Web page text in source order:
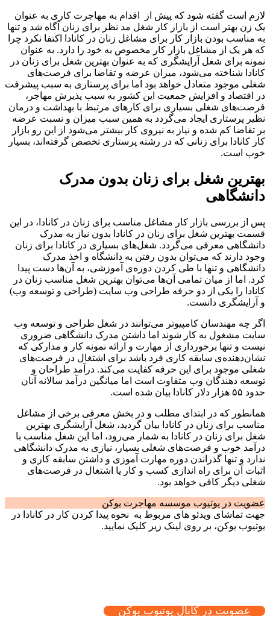
لازم است گفته شود که پیش از اقدام به مهاجرت کاری به عنوان
یک زن بهتر است از بازار کار شغل مد نظر برای زنان آگاه شد و تنها
به مناسب بودن بازار کار برای مشاغل زنان در کانادا اکتفا نکرد چرا
که هر یک از مشاغل بازار کار مخصوص به خود را دارد. به عنوان
نمونه برای شغل آرایشگری که به عنوان بهترین شغل برای زنان در
کانادا شناخته می‌شود، میزان عرضه و تقاضا برای فرصت‌های
شغلی موجود متعادل خواهد بود اما برای پرستاری به سبب پیشرفت‌
در اقتصاد و افزایش جمعیت این کشور به سبب پذیرش مهاجر،
فرصت‌های شغلی بسیاری برای کارهای مرتبط با بهداشت و درمان
نظیر پرستاری ایجاد می‌گردد به همین سبب میزان و نسبت عرضه
بر تقاضا کم شده و نیاز به نیروی کار بیشتر می‌شود از این رو بازار
کار کانادا برای زنانی که در رشته پرستاری تخصص گرفته‌ا‌ند، بسیار
خوب است.
بهترین شغل برای زنان بدون مدرک
دانشگاهی
پس از بررسی بازار کار مشاغل مناسب برای زنان در کانادا، در این
قسمت بهترین شغل برای زنان در کانادا بدون نیاز به مدرک
دانشگاهی معرفی می‌گردد. شغل‌های بسیاری در کانادا برای زنان
وجود دارند که می‌توان بدون رفتن به دانشگاه و اخذ مدرک
دانشگاهی و تنها با طی کردن دوره‌ی آموزشی، به آن‌ها دست پیدا
کرد. اما از میان تمامی آن‌ها می‌توان بهترین شغل مناسب زنان در
کانادا را یکی از دو حرفه طراحی وب سایت (طراحی و توسعه وب)
و آرایشگری دانست.
اگر چه مهندسان کامپیوتر می‌توانند در شغل طراحی و توسعه وب
سایت مشغول به کار شوند اما داشتن مدرک دانشگاهی ضروری
نیست و تنها برخورداری از مهارت و ارائه نمونه کار و مدارکی که
نشان‌دهنده‌ی سابقه کاری فرد باشد برای اشتغال در فرصت‌های
شغلی موجود برای این حرفه کفایت می‌کند. درآمد طراحان و
توسعه دهندگان وب متفاوت است اما میانگین درآمد سالانه آنان
حدود ۵۵ هزار دلار کانادا بیان شده است.
همانطور که در ابتدای مطلب و در بخش معرفی برخی از مشاغل
مناسب برای زنان در کانادا بیان گردید، شغل آرایشگری بهترین
شغل برای زنان در کانادا به شمار می‌رود، اما این شغل مناسب با
درآمد خوب و فرصت‌های شغلی بسیار، نیازی به مدرک دانشگاهی
ندارد و تنها گذراندن دوره مهارت آموزی و داشتن سابقه کاری و
اثبات آن برای راه اندازی کسب و کار یا اشتغال در فرصت‌های
شغلی دیگر کافی خواهد بود.
عضویت در یوتیوب موسسه مهاجرت یوکن
جهت تماشای ویدئو های مربوط به نحوه پیدا کردن کار در کانادا در
یوتیوب یوکن، بر روی لینک زیر کلیک نمایید.
عضویت در کانال یوتیوب یوکن